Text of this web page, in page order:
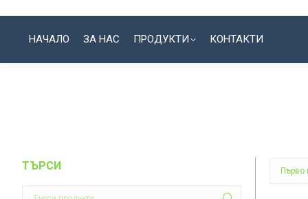
НАЧАЛО ЗА НАС ПРОДУКТИ КОНТАКТИ
ТЪРСИ